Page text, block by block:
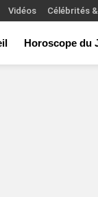
Vidéos Célébrités
Horoscope du